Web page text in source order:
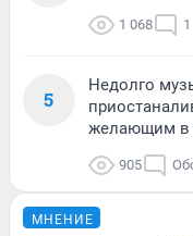
1 068 1
5
Недолго
желающим в
905
МНЕНИЕ